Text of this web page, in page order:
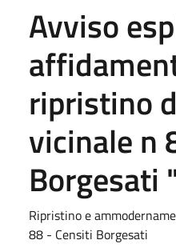
Avviso
ripristino
vicinale n
Borgesati
Ripristino e
88 - Censiti Borgesati